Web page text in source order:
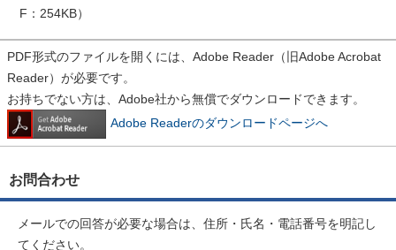
F：254KB）
PDF形式のファイルを開くには、Adobe Reader（旧Adobe Acrobat
Reader）が必要です。
お持ちでない方は、Adobe社から無償でダウンロードできます。
Adobe Readerのダウンロードページへ
お問合わせ
メールでの回答が必要な場合は、住所・氏名・電話番号を明記し
てください。